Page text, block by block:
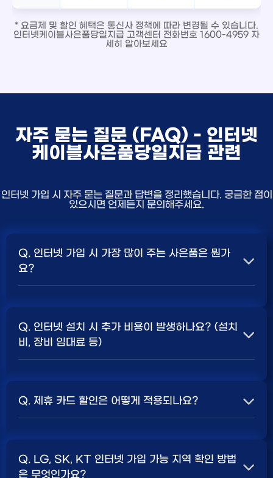
* 요금제 및 할인 혜택은 통신사 정책에 따라 변경될 수 있습니다.
인터넷케이블사은품당일지급 고객센터 전화번호 1600-4959 자
세히 알아보세요
자주 묻는 질문 (FAQ) - 인터넷
케이블사은품당일지급 관련
인터넷 가입 시 자주 묻는 질문과 답변을 정리했습니다. 궁금한 점이
있으시면 언제든지 문의해주세요.
Q. 인터넷 가입 시 가장 많이 주는 사은품은 뭔가
요?
보통 500Mbps 또는 1Gbps 인터넷을 TV와 결합하여
가입할 때현금 사은품
세요.
Q. 인터넷 설치 시 추가 비용이 발생하나요? (설치
비, 장비 임대료 등)
청구되는 경우가 많습니다. 다만, 인터넷 상품 및 프로모션
책 확인 필수.
Q. 제휴 카드 할인은 어떻게 적용되나요?
에서 일정 금액이 할인됩니다. 할인 금액과 조건은 카드사
Q. LG, SK, KT 인터넷 가입 가능 지역 확인 방법
은 무엇인가요?